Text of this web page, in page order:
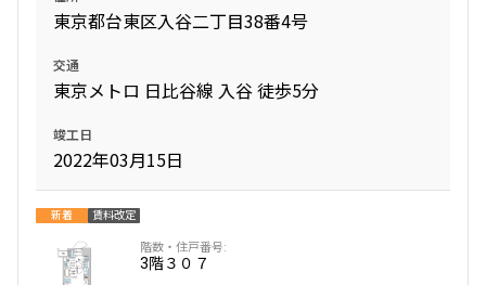
東京都台東区入谷二丁目38番4号
交通
東京メトロ 日比谷線 入谷 徒歩5分
竣工日
2022年03月15日
新着 賃料改定
3階３０７